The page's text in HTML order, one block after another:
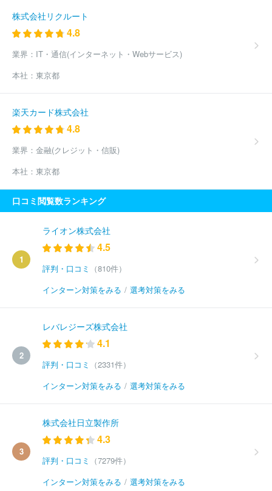
株式会社リクルート
4.8
業界： IT・通信(インターネット・Webサービス)
本社： 東京都
楽天カード株式会社
4.8
業界： 金融(クレジット・信販)
本社： 東京都
口コミ閲覧数ランキング
1
ライオン株式会社
4.5
評判・口コミ
（810件）
インターン対策をみる / 選考対策をみる
2
レバレジーズ株式会社
4.1
評判・口コミ
（2331件）
インターン対策をみる / 選考対策をみる
3
株式会社日立製作所
4.3
評判・口コミ
（7279件）
インターン対策をみる / 選考対策をみる